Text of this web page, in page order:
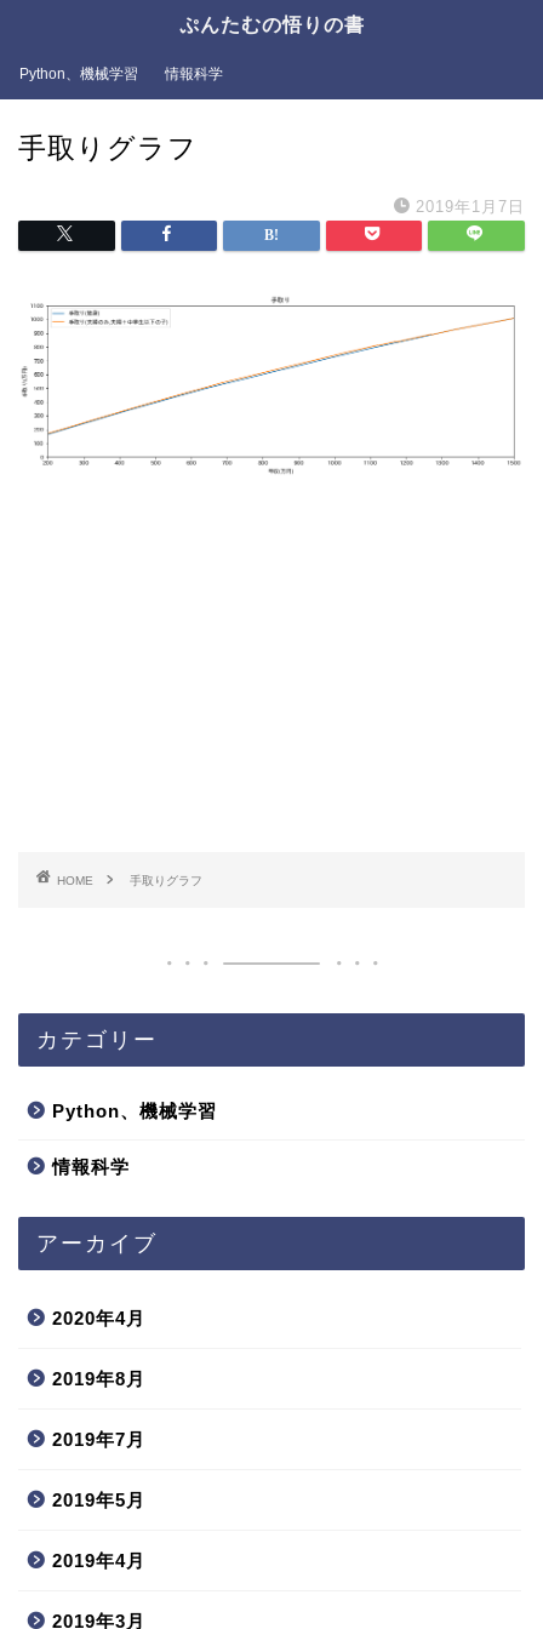
ぷんたむの悟りの書
Python、機械学習 情報科学
手取りグラフ
2019年1月7日
HOME 手取りグラフ
カテゴリー
Python、機械学習
情報科学
アーカイブ
2020年4月
2019年8月
2019年7月
2019年5月
2019年4月
2019年3月